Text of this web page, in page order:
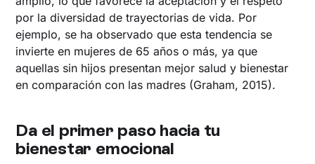
por la diversidad de trayectorias de vida. Por
ejemplo, se ha observado que esta tendencia se
invierte en mujeres de 65 años o más, ya que
aquellas sin hijos presentan mejor salud y bienestar
en comparación con las madres (Graham, 2015).
Da el primer paso hacia tu
bienestar emocional